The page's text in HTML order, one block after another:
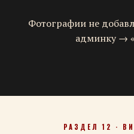
Фотографии не
админку →
РАЗДЕЛ 12 ·